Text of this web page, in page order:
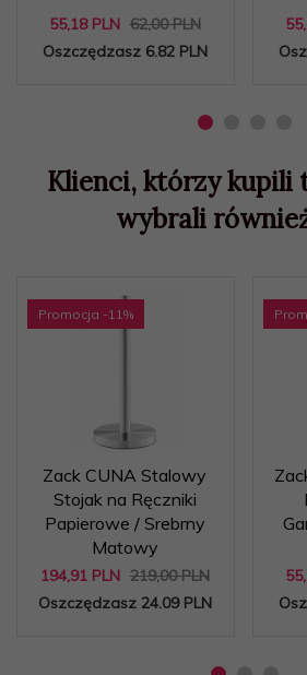
55,18 PLN 62,00 PLN
Oszczędzasz 6.82 PLN
55,
Klienci, którzy kupili
wybrali
Promocja -11%
Zack CUNA Stalowy
Stojak na Ręczniki
Papierowe / Srebrny
Matowy
194,91 PLN 219,00 PLN
Oszczędzasz 24.09 PLN
55,